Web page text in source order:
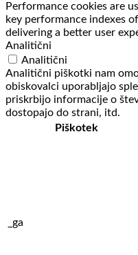
Performance cookies are
key performance indexes
delivering a better user
Analitični
Analitični
Analitični piškotki nam
obiskovalci uporabljajo
priskrbijo informacije o
dostopajo do strani, itd.
Piškotek
_ga